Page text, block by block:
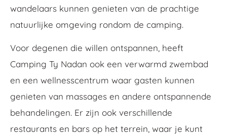
wandelaars kunnen genieten van de prachtige
natuurlijke omgeving rondom de camping.
Voor degenen die willen ontspannen, heeft
Camping Ty Nadan ook een verwarmd zwembad
en een wellnesscentrum waar gasten kunnen
genieten van massages en andere ontspannende
behandelingen. Er zijn ook verschillende
restaurants en bars op het terrein, waar je kunt